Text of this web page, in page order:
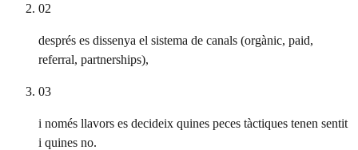
02
després es dissenya el sistema de canals (orgànic, paid,
referral, partnerships),
03
i només llavors es decideix quines peces tàctiques tenen sentit
i quines no.